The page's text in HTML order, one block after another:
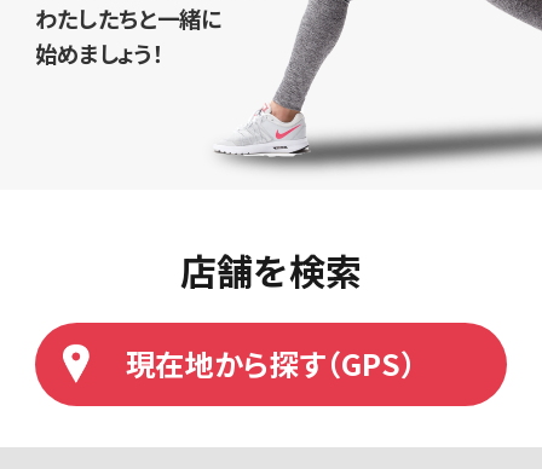
わたしたちと一緒に
始めましょう！
店舗を検索
現在地から探す（GPS）